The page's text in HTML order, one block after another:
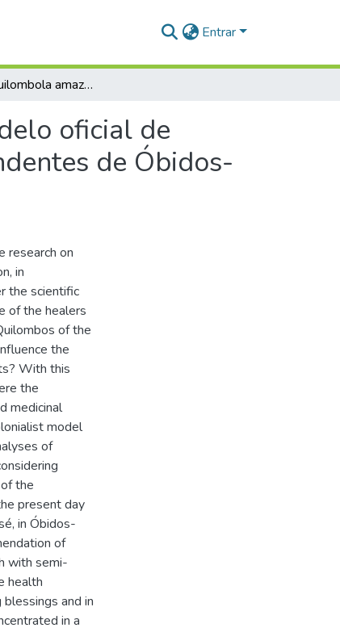
Entrar
O benzer quilombola amazônida: a resistência ao modelo oficial de saúde e o fortalecimento de comunidades afrodescendentes de Óbidos-Pará
oficial de
de Óbidos-
research on
in
the scientific
of the healers
of the
the
With this
the
medicinal
model
of
the
present day
in Óbidos-
of
with semi-
health
and in
in a